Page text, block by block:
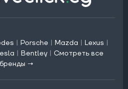
| Porsche | Mazda | Lexus |
| Bentley | Смотреть все
бренды →